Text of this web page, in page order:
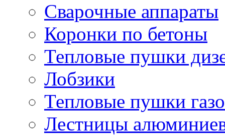
Сварочные аппараты
Коронки по бетоны
Тепловые пушки
Лобзики
Тепловые пушки
Лестницы